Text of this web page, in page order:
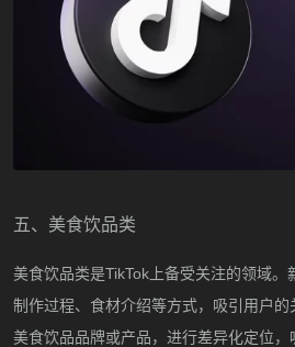
五、美食饮品类
美食饮品类是TikTok上备受关注的领域
制作过程、食材介绍等方式，吸引用户
美食饮品品牌或产品，进行差异化定位，